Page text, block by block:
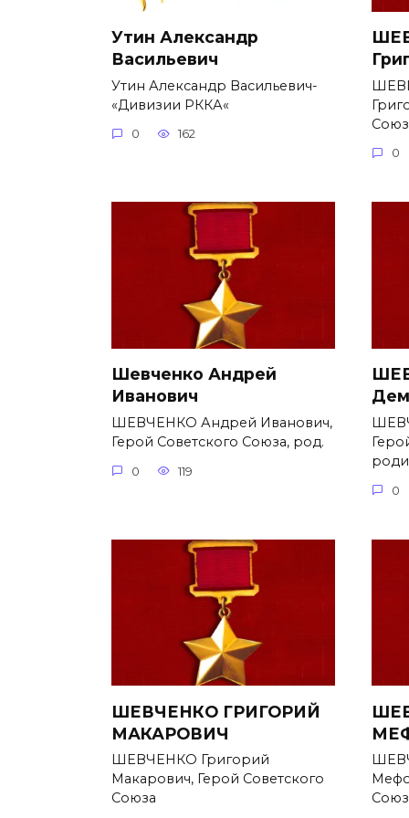
Утин Александр
Васильевич
Утин Александр Васильевич-
«Дивизии РККА«
0 162
0
Шевченко Андрей
Иванович
ШЕВЧЕНКО Андрей Иванович,
Герой Советского Союза, род.
0 119
0
ШЕВЧЕНКО ГРИГОРИЙ
МАКАРОВИЧ
ШЕВЧЕНКО Григорий
Макарович, Герой Советского
Союза